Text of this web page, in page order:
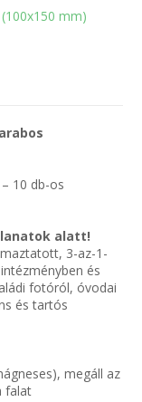
mm)
10 db-os
alatt!
3-az-1-
és
fotóról, óvodai
és tartós
megáll az
falat